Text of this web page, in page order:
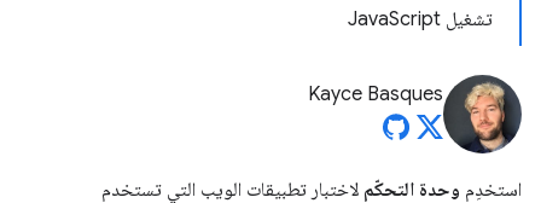
تشغيل JavaScript
Kayce Basques
استخدِم وحدة التحكّم لاختبار تطبيقات الويب التي تستخدم